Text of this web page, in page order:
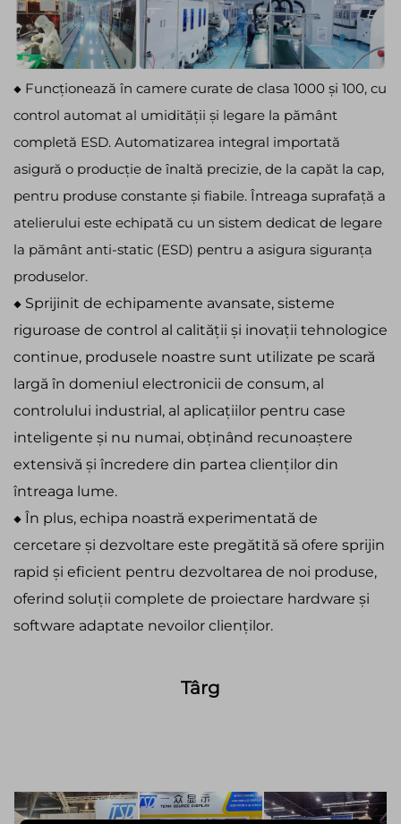
◆ Funcționează în camere curate de clasa 1000 și 100, cu
control automat al umidității și legare la pământ
completă ESD. Automatizarea integral importată
asigură o producție de înaltă precizie, de la capăt la cap,
pentru produse constante și fiabile. Întreaga suprafață a
atelierului este echipată cu un sistem dedicat de legare
la pământ anti-static (ESD) pentru a asigura siguranța
produselor.
◆ Sprijinit de echipamente avansate, sisteme
riguroase de control al calității și inovații tehnologice
continue, produsele noastre sunt utilizate pe scară
largă în domeniul electronicii de consum, al
controlului industrial, al aplicațiilor pentru case
inteligente și nu numai, obținând recunoaștere
extensivă și încredere din partea clienților din
întreaga lume.
◆ În plus, echipa noastră experimentată de
cercetare și dezvoltare este pregătită să ofere sprijin
rapid și eficient pentru dezvoltarea de noi produse,
oferind soluții complete de proiectare hardware și
software adaptate nevoilor clienților.
Târg